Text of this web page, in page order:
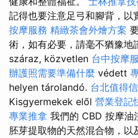
記得也要注意足弓和腳背，以
按摩服務 精緻茶會外燴方案
術，如有必要，請毫不猶豫
száraz, közvetlen 台中按摩
辦護照需要準備什麼 védett
helyen tárolandó. 台北值得
Kisgyermekek elől 營業登記
專業推拿 我們的 CBD 按摩油
胚芽提取物的天然混合物，